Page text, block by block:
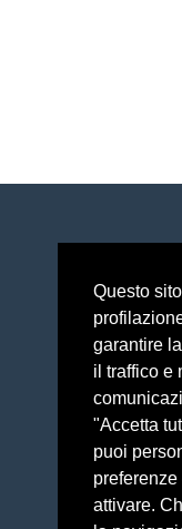
Questo
garantire
il traffico e
"Accetta
puoi
attivare.